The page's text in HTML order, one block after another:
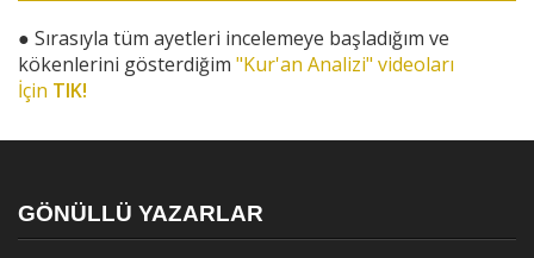
● Sırasıyla tüm ayetleri incelemeye başladığım ve
kökenlerini gösterdiğim "Kur'an Analizi" videoları
İçin TIK!
GÖNÜLLÜ YAZARLAR